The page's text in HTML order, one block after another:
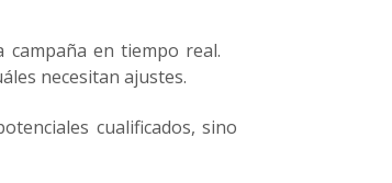
campaña en tiempo real.
necesitan ajustes.
cualificados, sino